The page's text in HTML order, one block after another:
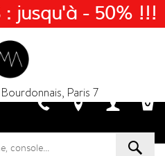
Paris 7
: jusqu'à - 50% !!!